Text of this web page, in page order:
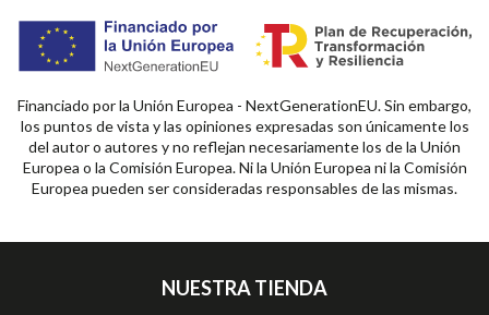
Financiado por la Unión Europea - NextGenerationEU. Sin embargo,
los puntos de vista y las opiniones expresadas son únicamente los
del autor o autores y no reflejan necesariamente los de la Unión
Europea o la Comisión Europea. Ni la Unión Europea ni la Comisión
Europea pueden ser consideradas responsables de las mismas.
NUESTRA TIENDA